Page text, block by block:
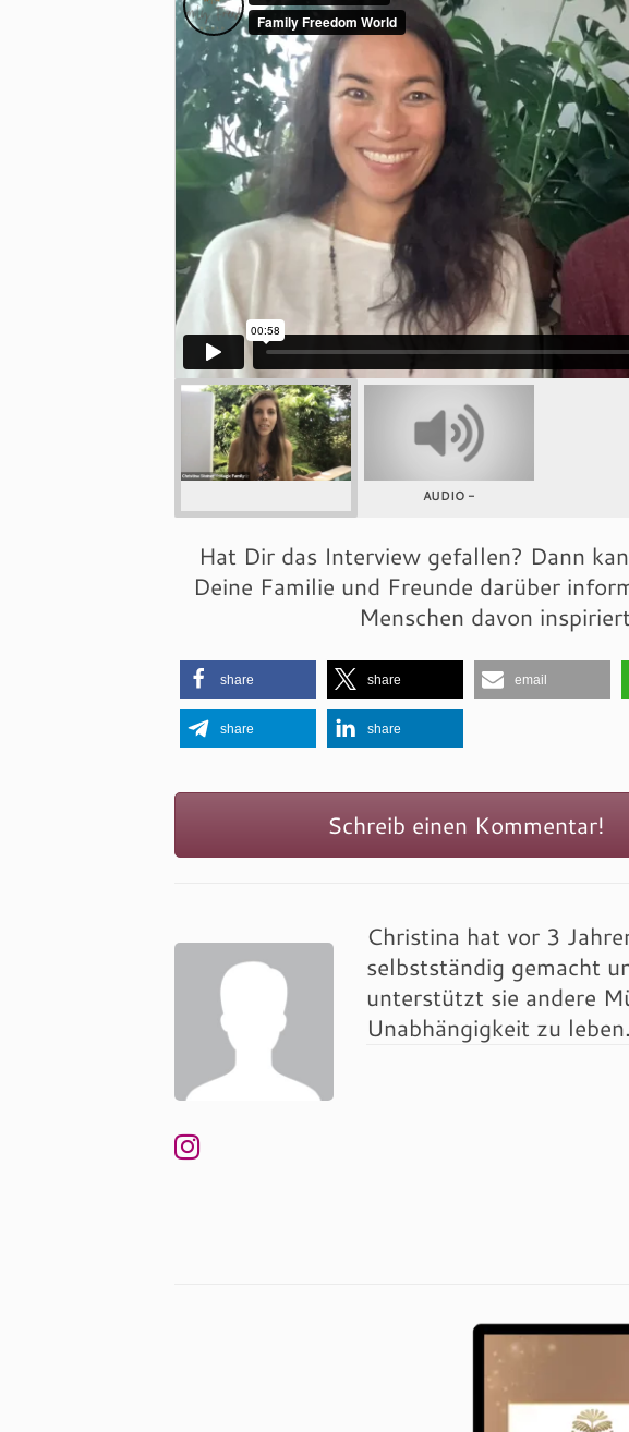
AUDIO -
Hat Dir das Interview gefallen? Dann
Deine Familie und Freunde darüber
Menschen davon
share share email
share share
Schreib einen Kommentar!
Christina hat vor 3
selbstständig gemacht
unterstützt sie andere
Unabhängigkeit zu